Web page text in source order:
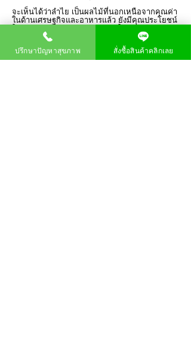
จะเห็นได้ว่าลำไย เป็นผลไม้ที่นอกเหนือจากคุณค่า
ในด้านเศรษฐกิจและอาหารแล้ว ยังมีคุณประโยชน์
อิสระ ลำไยจึงมีศักยภาพที่จะนำไปพัฒนาเป็นสาร
ต้านอนุมูลอิสระจากธรรมชาติ และประยุกต์ใช้ใน
อุตสาหกรรมอาหาร เครื่องสำอาง และยาได้ โดย
เฉพาะสารสกัดจากเมล็ดและเปลือกลำไยที่พบว่ามี
ปรึกษาปัญหาสุขภาพ สั่งซื้อสินค้าคลิกเลย